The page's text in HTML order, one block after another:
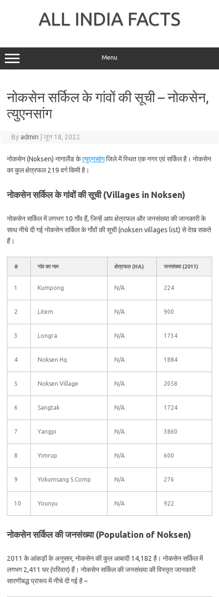
ALL INDIA FACTS
Menu
नोकसेन सर्किल के गांवों की सूची – नोकसेन,
त्युएनसांग
Byadmin जून 18, 2022
नोकसेन (Noksen) नागालैंड केत्युएनसांगजिले में स्थित एक नगर एवं सर्किल है। नोकसेन
का कुल क्षेत्रफल 219 वर्ग किमी है।
नोकसेन सर्किल के गांवों की सूची (Villages in Noksen)
नोकसेन सर्किल में लगभग 10 गाँव हैं, जिन्हें आप क्षेत्रफल और जनसंख्या की जानकारी के
साथ नीचे दी गई नोकसेन सर्किल के गाँवों की सूची (noksen villages list) से देख सकते
हैं।
# गांव का नाम क्षेत्रफल (HA) जनसंख्या (2011)
1 Kumpong N/A 224
2 Litem N/A 900
3 Longra N/A 1734
4 Noksen Hq N/A 1884
5 Noksen Village N/A 2058
6 Sangtak N/A 1724
7 Yangpi N/A 3860
8 Yimrup N/A 600
9 Yokumsang S Comp N/A 276
10 Younyu N/A 922
नोकसेन सर्किल की जनसंख्या (Population of Noksen)
2011 के आंकड़ों के अनुसार, नोकसेन की कुल आबादी 14,182 है। नोकसेन सर्किल में
लगभग 2,411 घर (परिवार) हैं। नोकसेन सर्किल की जनसंख्या की विस्तृत जानकारी
सारणीबद्ध प्रारूप में नीचे दी गई है –